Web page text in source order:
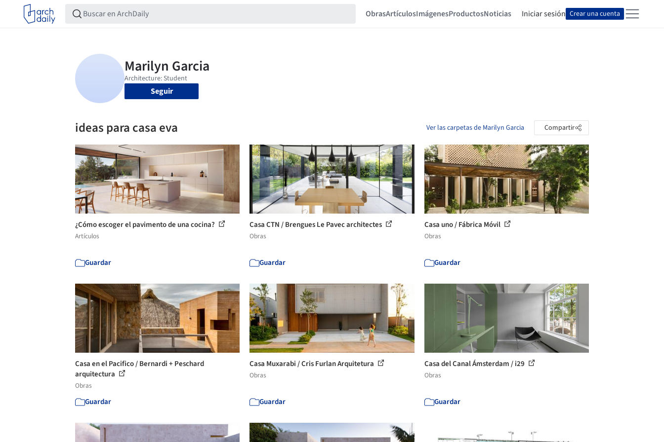
ObrasArtículosImágenesProductosNoticias Iniciar sesión Crear una cuenta
Seguir
ideas para casa eva Ver las carpetas de Marilyn Garcia Compartir
¿Cómo escoger el pavimento de una cocina?
Artículos
Guardar
Casa CTN / Brengues Le Pavec architectes
Obras
Guardar
Casa uno / Fábrica Móvil
Obras
Guardar
Casa en el Pacifico / Bernardi + Peschard
arquitectura
Obras
Guardar
Casa Muxarabi / Cris Furlan Arquitetura
Obras
Guardar
Casa del Canal Ámsterdam / i29
Obras
Guardar